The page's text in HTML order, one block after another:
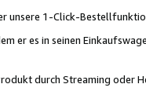
unsere 1-Click-
er es in seinen
durch Streaming oder